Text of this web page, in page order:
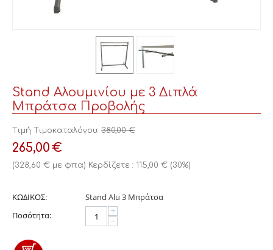
Stand Αλουμινίου με 3 Διπλά
Μπράτσα Προβολής
Τιμή Τιμοκαταλόγου: 380,00 €
265,00€
(328,60 € με φπα) Κερδίζετε : 115,00 € (30%)
ΚΩΔΙΚΟΣ:
Stand Alu 3 Μπράτσα
Ποσότητα:
+
−